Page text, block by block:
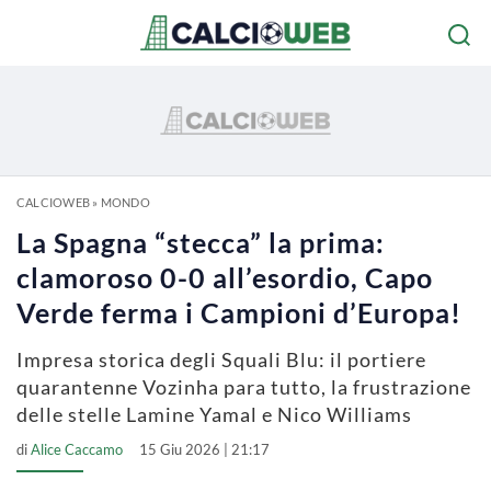
CALCIOWEB» MONDO
La Spagna “stecca” la prima:
clamoroso 0-0 all’esordio, Capo
Verde ferma i Campioni d’Europa!
Impresa storica degli Squali Blu: il portiere
quarantenne Vozinha para tutto, la frustrazione
delle stelle Lamine Yamal e Nico Williams
diAlice Caccamo 15 Giu 2026 | 21:17